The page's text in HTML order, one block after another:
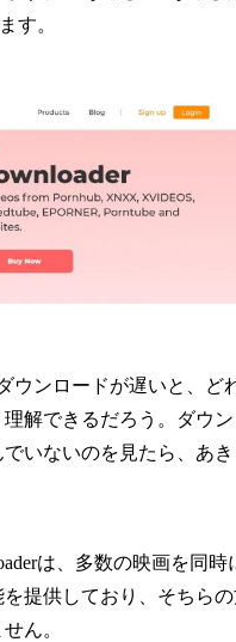
す。
ウンロードが遅いと、ど
解できるだろう。ダウ
いないのを見たら、あ
は、多数の映画を同時
提供しており、そちら
ん。